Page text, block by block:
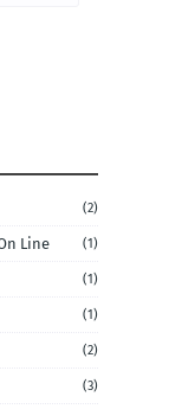
(2)
Line (1)
(1)
(1)
(2)
(3)